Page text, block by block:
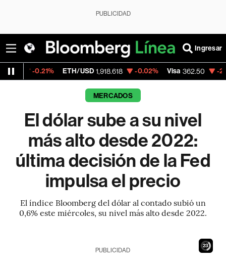
PUBLICIDAD
Ingresar
ETH/USD 1,918.618 -0.02% Visa 362.50 -2.15%
MERCADOS
El dólar sube a su nivel
más alto desde 2022:
última decisión de la Fed
impulsa el precio
El índice Bloomberg del dólar al contado subió un
0,6% este miércoles, su nivel más alto desde 2022.
22
PUBLICIDAD